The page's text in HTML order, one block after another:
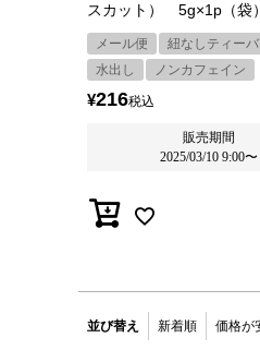
スカット） 5g×1p（袋）
メール便
紐なしティー
水出し
ノンカフェイン
¥216税込
販売期間
2025/03/10 9:00〜
並び替え 新着順 価格が